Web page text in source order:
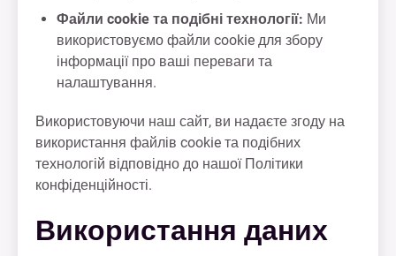
Файли cookie та подібні технології: Ми
використовуємо файли cookie для збору
інформації про ваші переваги та
налаштування.
Використовуючи наш сайт, ви надаєте згоду на
використання файлів cookie та подібних
технологій відповідно до нашої Політики
конфіденційності.
Використання даних